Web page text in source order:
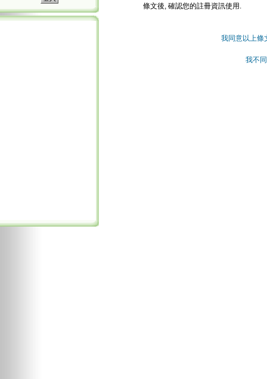
條文後, 確認您的註冊資訊使用.
我同意以上條
我不